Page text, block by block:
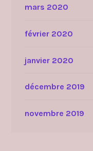
mars 2020
février 2020
janvier 2020
décembre 2019
novembre 2019